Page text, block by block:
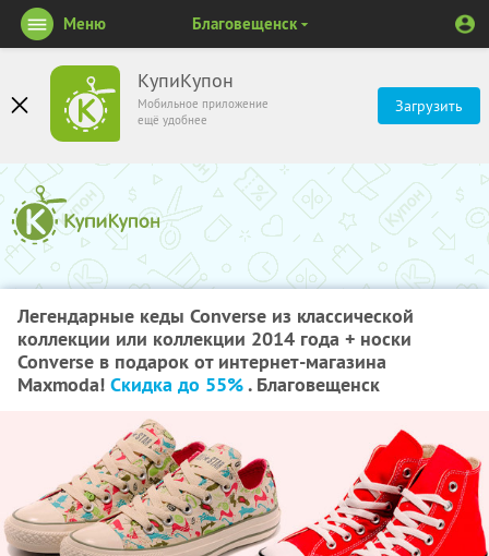
КупиКупон
Мобильное приложение
ещё удобнее
Загрузить
Меню Благовещенск
Легендарные кеды Converse из классической
коллекции или коллекции 2014 года + носки
Converse в подарок от интернет-магазина
Maxmoda! Скидка до 55%. Благовещенск